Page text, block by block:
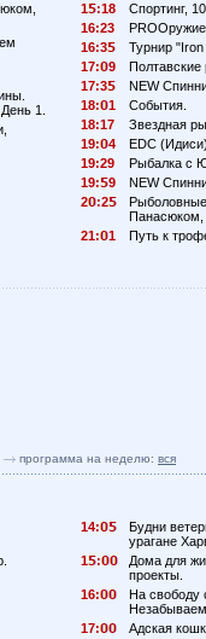
1.
1
:18
Спортинг,
16:23
16:3
Турнир
17:
9
Полтавские
17:3
NEW
18:
1
События.
18:17
Звездная
19:
4
EDC
19:29
Рыбалка с
19:
9
NEW
2
:2
Панасюком,
21:
1 Путь к
программа на неделю: вся
14:
Будни
урагане
1
:
Дома для
проекты.
16:
На свободу
17:
Адская